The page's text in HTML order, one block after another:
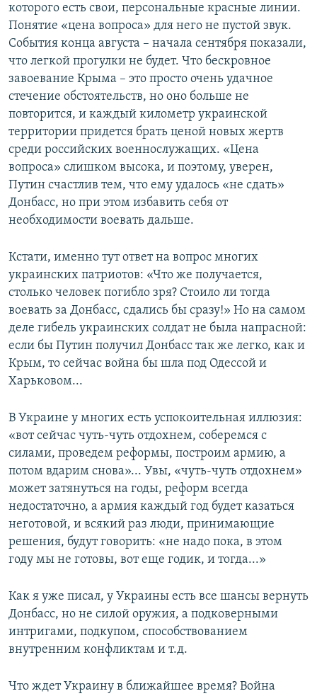
которого есть свои, персональные красные линии.
Понятие «цена вопроса» для него не пустой звук.
События конца августа – начала сентября показали,
что легкой прогулки не будет. Что бескровное
завоевание Крыма – это просто очень удачное
стечение обстоятельств, но оно больше не
повторится, и каждый километр украинской
территории придется брать ценой новых жертв
среди российских военнослужащих. «Цена
вопроса» слишком высока, и поэтому, уверен,
Путин счастлив тем, что ему удалось «не сдать»
Донбасс, но при этом избавить себя от
необходимости воевать дальше.
Кстати, именно тут ответ на вопрос многих
украинских патриотов: «Что же получается,
столько человек погибло зря? Стоило ли тогда
воевать за Донбасс, сдались бы сразу!» Но на самом
деле гибель украинских солдат не была напрасной:
если бы Путин получил Донбасс так же легко, как и
Крым, то сейчас война бы шла под Одессой и
Харьковом...
В Украине у многих есть успокоительная иллюзия:
«вот сейчас чуть-чуть отдохнем, соберемся с
силами, проведем реформы, построим армию, а
потом вдарим снова»... Увы, «чуть-чуть отдохнем»
может затянуться на годы, реформ всегда
недостаточно, а армия каждый год будет казаться
неготовой, и всякий раз люди, принимающие
решения, будут говорить: «не надо пока, в этом
году мы не готовы, вот еще годик, и тогда...»
Как я уже писал, у Украины есть все шансы вернуть
Донбасс, но не силой оружия, а подковерными
интригами, подкупом, способствованием
внутренним конфликтам и т.д.
Что ждет Украину в ближайшее время? Война